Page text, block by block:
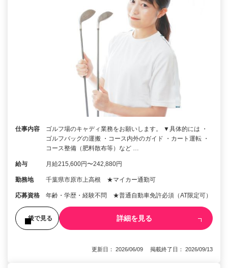
仕事内容
ゴルフ場のキャディ業務をお願いします。 ▼具体的には ・
ゴルフバッグの運搬 ・コース内外のガイド ・カート運転 ・
コース整備（肥料散布等）など …
給与 月給215,600円〜242,880円
勤務地 千葉県市原市上高根 ★マイカー通勤可
応募資格 年齢・学歴・経験不問 ★普通自動車免許必須（AT限定可）
後で見る 詳細を見る
更新日： 2026/06/09 掲載終了日： 2026/09/13